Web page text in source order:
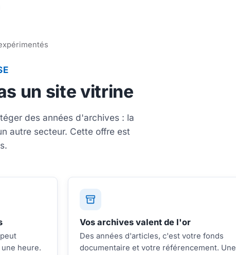
un site vitrine
des années d'archives : la
autre secteur. Cette offre est
heure.
Vos archives valent de l'or
Des années d'articles, c'est votre fonds
documentaire et votre référencement. Une